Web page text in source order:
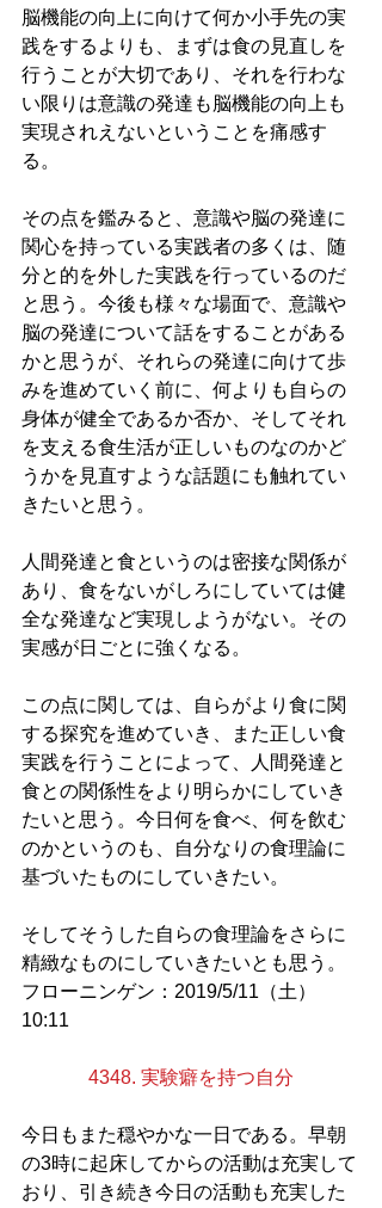
脳機能の向上に向けて何か小手先の実
践をするよりも、まずは食の見直しを
行うことが大切であり、それを行わな
い限りは意識の発達も脳機能の向上も
実現されえないということを痛感す
る。
その点を鑑みると、意識や脳の発達に
関心を持っている実践者の多くは、随
分と的を外した実践を行っているのだ
と思う。今後も様々な場面で、意識や
脳の発達について話をすることがある
かと思うが、それらの発達に向けて歩
みを進めていく前に、何よりも自らの
身体が健全であるか否か、そしてそれ
を支える食生活が正しいものなのかど
うかを見直すような話題にも触れてい
きたいと思う。
人間発達と食というのは密接な関係が
あり、食をないがしろにしていては健
全な発達など実現しようがない。その
実感が日ごとに強くなる。
この点に関しては、自らがより食に関
する探究を進めていき、また正しい食
実践を行うことによって、人間発達と
食との関係性をより明らかにしていき
たいと思う。今日何を食べ、何を飲む
のかというのも、自分なりの食理論に
基づいたものにしていきたい。
そしてそうした自らの食理論をさらに
精緻なものにしていきたいとも思う。
フローニンゲン：2019/5/11（土）
10:11
4348. 実験癖を持つ自分
今日もまた穏やかな一日である。早朝
の3時に起床してからの活動は充実して
おり、引き続き今日の活動も充実した